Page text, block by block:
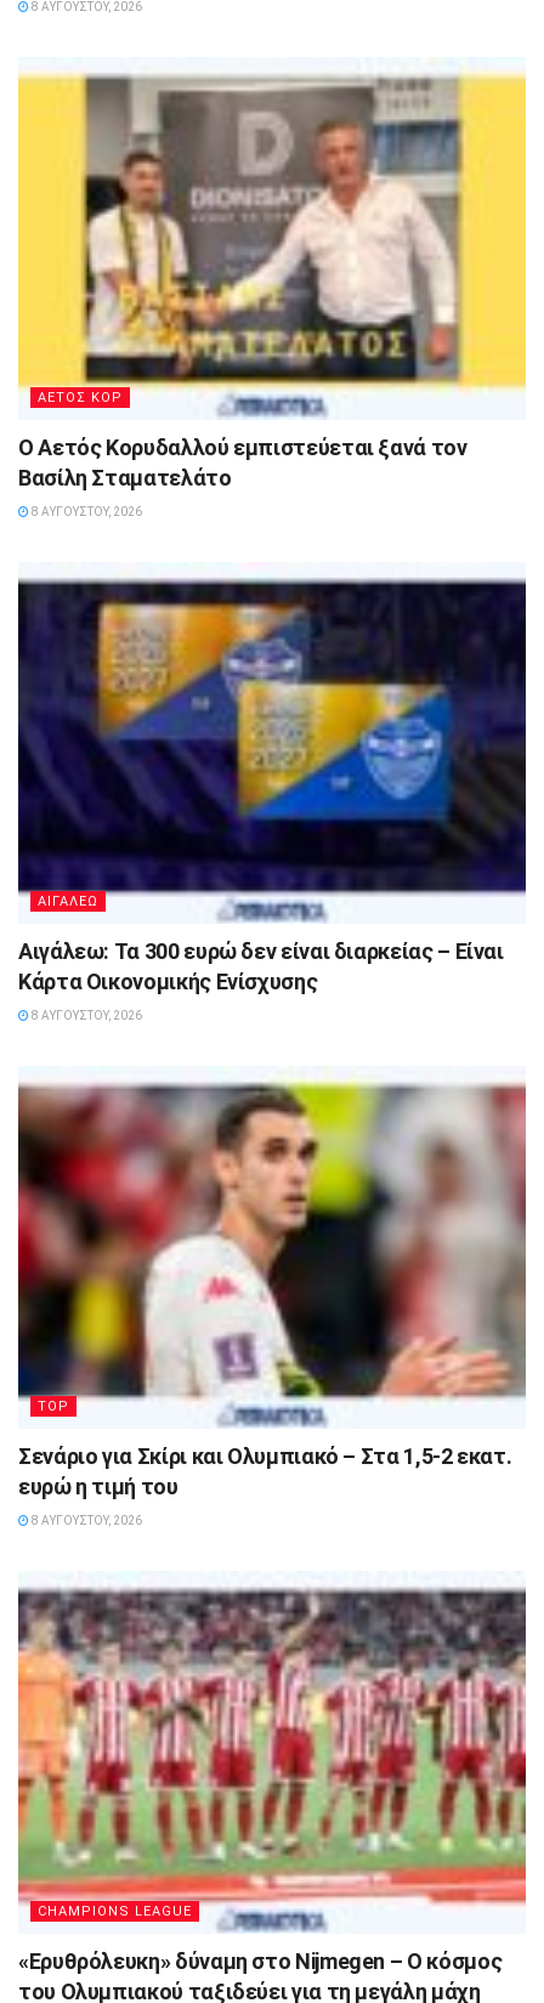
8 ΑΥΓΟΎΣΤΟΥ, 2026
ΑΕΤΟΣ ΚΟΡ
Ο Αετός Κορυδαλλού εμπιστεύεται ξανά τον
Βασίλη Σταματελάτο
8 ΑΥΓΟΎΣΤΟΥ, 2026
ΑΙΓΑΛΕΩ
Αιγάλεω: Τα 300 ευρώ δεν είναι διαρκείας – Είναι
Κάρτα Οικονομικής Ενίσχυσης
8 ΑΥΓΟΎΣΤΟΥ, 2026
TOP
Σενάριο για Σκίρι και Ολυμπιακό – Στα 1,5-2 εκατ.
ευρώ η τιμή του
8 ΑΥΓΟΎΣΤΟΥ, 2026
CHAMPIONS LEAGUE
«Ερυθρόλευκη» δύναμη στο Nijmegen – Ο κόσμος
του Ολυμπιακού ταξιδεύει για τη μεγάλη μάχη